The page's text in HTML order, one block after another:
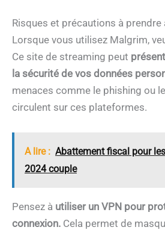
Risques et précautions à prendre
Lorsque vous utilisez Malgrim,
Ce site de streaming peut
la sécurité de vos données
menaces comme le phishing ou
circulent sur ces plateformes.
A lire : Abattement fiscal pour
2024 couple
Pensez à utiliser un VPN pour
connexion. Cela permet de